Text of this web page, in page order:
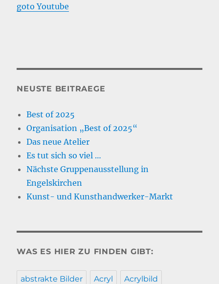
goto Youtube
NEUSTE BEITRAEGE
Best of 2025
Organisation „Best of 2025“
Das neue Atelier
Es tut sich so viel …
Nächste Gruppenausstellung in
Engelskirchen
Kunst- und Kunsthandwerker-Markt
WAS ES HIER ZU FINDEN GIBT:
abstrakte Bilder Acryl Acrylbild